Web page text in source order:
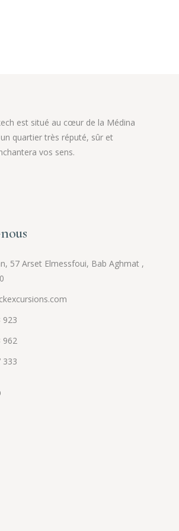
est situé au cœur de la Médina
quartier très réputé, sûr et
vos sens.
57 Arset Elmessfoui, Bab Aghmat ,
923
962
333